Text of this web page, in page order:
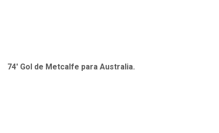
74' Gol de Metcalfe para Australia.